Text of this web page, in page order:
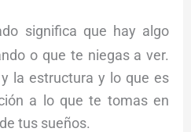
significa que hay algo
o que te niegas a ver.
la estructura y lo que es
a lo que te tomas en
tus sueños.